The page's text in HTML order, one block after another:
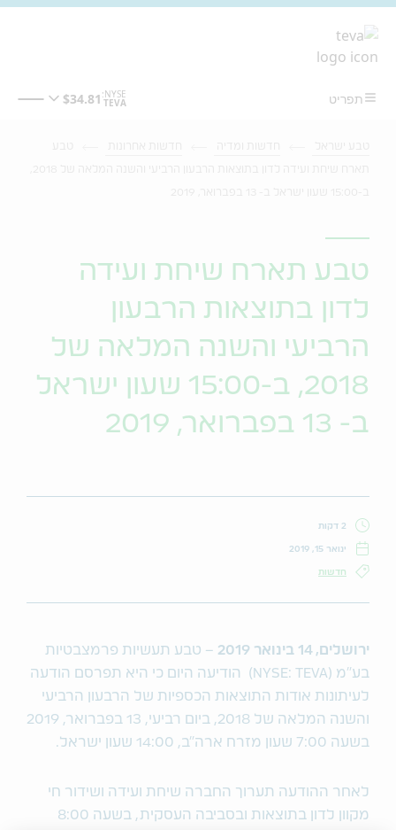
טבע תארח שיחת ועידה
לדון בתוצאות הרבעון
הרביעי והשנה המלאה של
2018, ב-15:00 שעון ישראל
ב- 13 בפברואר, 2019
2 דקות
ינואר 15, 2019
חדשות
ירושלים, 14 בינואר 2019
– טבע תעשיות פרמצבטיות
בע"מ (NYSE: TEVA) הודיעה היום כי היא תפרסם הודעה
לעיתונות אודות התוצאות הכספיות של הרבעון הרביעי
והשנה המלאה של 2018, ביום רביעי, 13 בפברואר, 2019
בשעה 7:00 שעון מזרח ארה"ב, 14:00 שעון ישראל.
לאחר ההודעה תערוך החברה שיחת ועידה ושידור חי
מקוון לדון בתוצאות ובסביבה העסקית, בשעה 8:00